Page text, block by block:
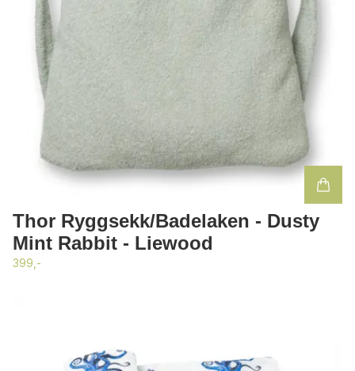
Thor Ryggsekk/Badelaken - Dusty
Mint Rabbit - Liewood
399,-